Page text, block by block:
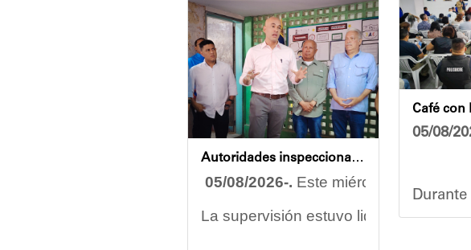
Autoridades inspeccionan obras de rehabilitación en la U.E.N. José Antonio Calcaño en Caucagüita
05/08/2026-. Este miércoles se llevó
La supervisión estuvo liderada por el
05/08/